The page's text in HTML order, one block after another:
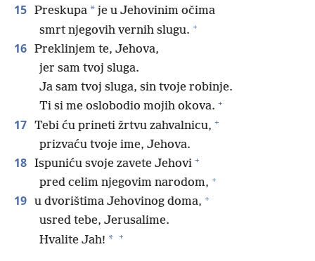
15 Preskupa * je u Jehovinim očima
smrt njegovih vernih slugu. +
16 Preklinjem te, Jehova,
jer sam tvoj sluga.
Ja sam tvoj sluga, sin tvoje robinje.
Ti si me oslobodio mojih okova. +
17 Tebi ću prineti žrtvu zahvalnicu, +
prizvaću tvoje ime, Jehova.
18 Ispuniću svoje zavete Jehovi +
pred celim njegovim narodom, +
19 u dvorištima Jehovinog doma, +
usred tebe, Jerusalime.
Hvalite Jah! * +